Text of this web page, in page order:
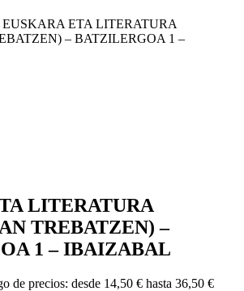
EUSKARA ETA LITERATURA
– BATZILERGOA 1 –
LITERATURA
TREBATZEN) –
1 – IBAIZABAL
de precios: desde 14,50 € hasta 36,50 €